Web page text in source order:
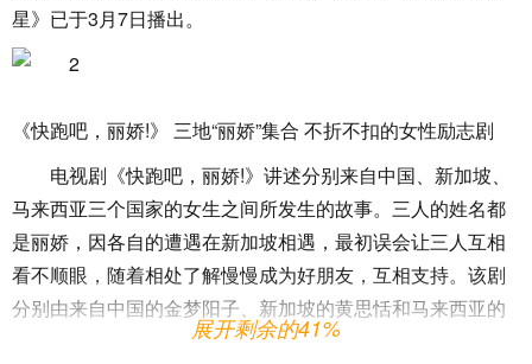
星》已于3月7日播出。
《快跑吧，丽娇!》 三地“丽娇”集合 不折不扣的女性励志剧
电视剧《快跑吧，丽娇!》讲述分别来自中国、新加坡、
马来西亚三个国家的女生之间所发生的故事。三人的姓名都
是丽娇，因各自的遭遇在新加坡相遇，最初误会让三人互相
看不顺眼，随着相处了解慢慢成为好朋友，互相支持。该剧
分别由来自中国的金梦阳子、新加坡的黄思恬和马来西亚的
吴俐璇三位女演员饰演丽娇，聚焦三个女生的励志故事，是
展开剩余的41%